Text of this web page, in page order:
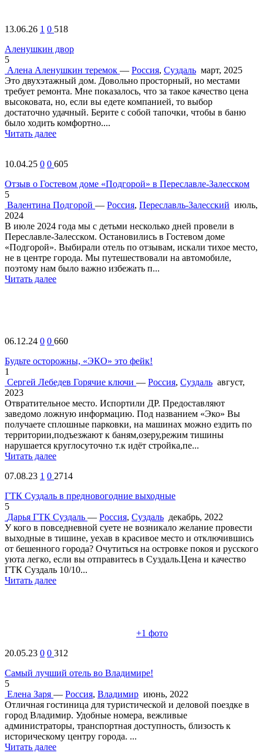
13.06.26 1 0 518
Аленушкин двор
5
Алена Аленушкин теремок — Россия, Суздаль март, 2025
Это двухэтажный дом. Довольно просторный, но местами
требует ремонта. Мне показалось, что за такое качество цена
высоковата, но, если вы едете компанией, то выбор
достаточно удачный. Берите с собой тапочки, чтобы в баню
было ходить комфортно....
Читать далее
10.04.25 0 0 605
Отзыв о Гостевом доме «Подгорой» в Переславле-Залесском
5
Валентина Подгорой — Россия, Переславль-Залесский июль,
2024
В июле 2024 года мы с детьми несколько дней провели в
Переславле-Залесском. Остановились в Гостевом доме
«Подгорой». Выбирали отель по отзывам, искали тихое место,
не в центре города. Мы путешествовали на автомобиле,
поэтому нам было важно избежать п...
Читать далее
06.12.24 0 0 660
Будьте осторожны, «ЭКО» это фейк!
1
Сергей Лебедев Горячие ключи — Россия, Суздаль август,
2023
Отвратительное место. Испортили ДР. Предоставляют
заведомо ложную информацию. Под названием «Эко» Вы
получаете сплошные парковки, на машинах можно ездить по
территории,подъезжают к баням,озеру,режим тишины
нарушается круглосуточно т.к идёт стройка,пе...
Читать далее
07.08.23 1 0 2714
ГТК Суздаль в предновогодние выходные
5
Дарья ГТК Суздаль — Россия, Суздаль декабрь, 2022
У кого в повседневной суете не возникало желание провести
выходные в тишине, уехав в красивое место и отключившись
от бешенного города? Очутиться на островке покоя и русского
уюта легко, если вы отправитесь в Суздаль.Цена и качество
ГТК Суздаль 10/10...
Читать далее
+1 фото
20.05.23 0 0 312
Самый лучший отель во Владимире!
5
Елена Заря — Россия, Владимир июнь, 2022
Отличная гостиница для туристической и деловой поездке в
город Владимир. Удобные номера, вежливые
администраторы, транспортная доступность, близость к
историческому центру города. ...
Читать далее